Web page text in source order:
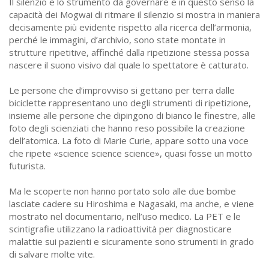
capacità dei Mogwai di ritmare il silenzio si mostra in maniera
decisamente più evidente rispetto alla ricerca dell’armonia,
perché le immagini, d’archivio, sono state montate in
strutture ripetitive, affinché dalla ripetizione stessa possa
nascere il suono visivo dal quale lo spettatore è catturato.
Le persone che d’improvviso si gettano per terra dalle
biciclette rappresentano uno degli strumenti di ripetizione,
insieme alle persone che dipingono di bianco le finestre, alle
foto degli scienziati che hanno reso possibile la creazione
dell’atomica. La foto di Marie Curie, appare sotto una voce
che ripete «science science science», quasi fosse un motto
futurista.
Ma le scoperte non hanno portato solo alle due bombe
lasciate cadere su Hiroshima e Nagasaki, ma anche, e viene
mostrato nel documentario, nell’uso medico. La PET e le
scintigrafie utilizzano la radioattività per diagnosticare
malattie sui pazienti e sicuramente sono strumenti in grado
di salvare molte vite.